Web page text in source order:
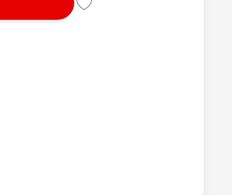
Çeşitli Peluşlar